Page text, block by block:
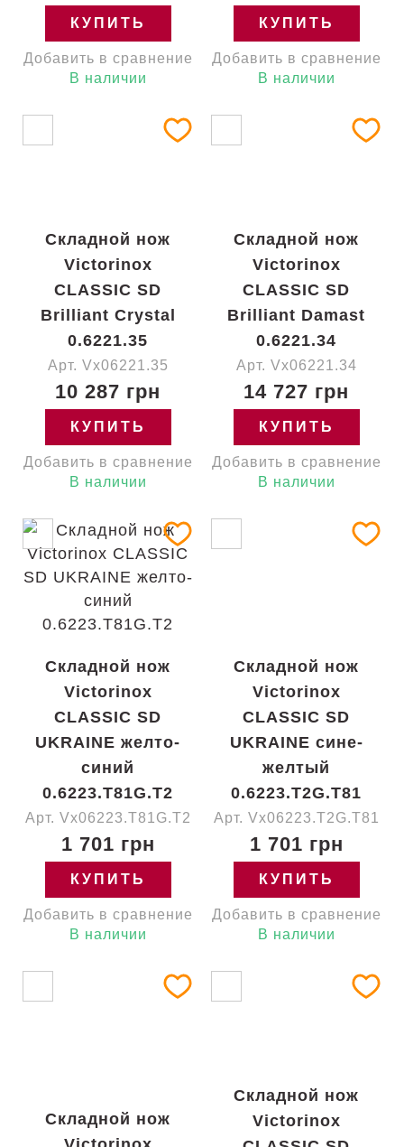
КУПИТЬ
Добавить в сравнение
В наличии
КУПИТЬ
Добавить в сравнение
В наличии
Складной нож
Victorinox
CLASSIC SD
Brilliant Crystal
0.6221.35
Арт. Vx06221.35
10 287 грн
КУПИТЬ
Добавить в сравнение
В наличии
Складной нож
Victorinox
CLASSIC SD
Brilliant Damast
0.6221.34
Арт. Vx06221.34
14 727 грн
КУПИТЬ
Добавить в сравнение
В наличии
Складной нож
Victorinox
CLASSIC SD
UKRAINE желто-
синий
0.6223.T81G.T2
Арт. Vx06223.T81G.T2
1 701 грн
КУПИТЬ
Добавить в сравнение
В наличии
Складной нож
Victorinox
CLASSIC SD
UKRAINE сине-
желтый
0.6223.T2G.T81
Арт. Vx06223.T2G.T81
1 701 грн
КУПИТЬ
Добавить в сравнение
В наличии
Складной нож
Складной нож
Victorinox